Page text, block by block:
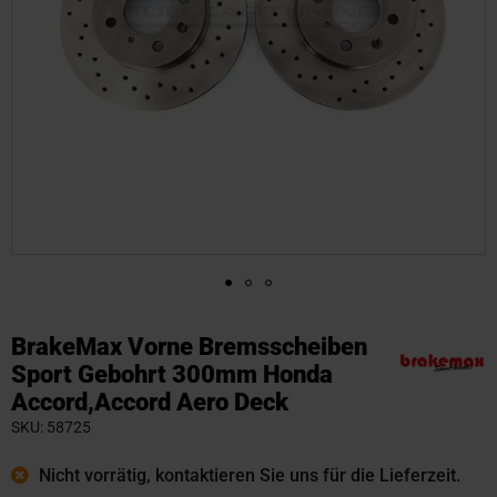
BrakeMax Vorne Bremsscheiben
Sport Gebohrt 300mm Honda
Accord,Accord Aero Deck
SKU 58725
Nicht vorrätig, kontaktieren Sie uns für die Lieferzeit.
Anfang
der
Bildgalerie
springen